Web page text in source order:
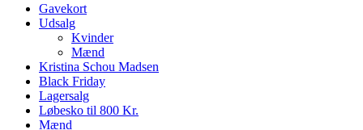
Gavekort
Udsalg
Kvinder
Mænd
Kristina Schou Madsen
Black Friday
Lagersalg
Løbesko til 800 Kr.
Mænd